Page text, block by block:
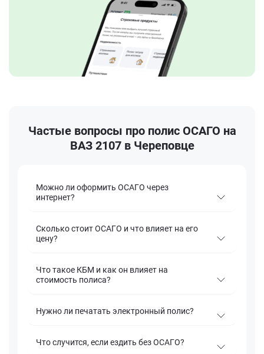
Частые вопросы про полис ОСАГО на
ВАЗ 2107 в Череповце
Можно ли оформить ОСАГО через
интернет?
Сколько стоит ОСАГО и что влияет на его
цену?
Что такое КБМ и как он влияет на
стоимость полиса?
Нужно ли печатать электронный полис?
Что случится, если ездить без ОСАГО?